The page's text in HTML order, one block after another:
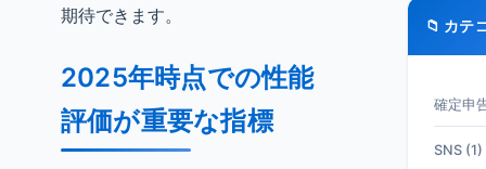
期待できます。
2025年時点での性能
評価が重要な指標
📁 カテ
確定申
SNS (1)